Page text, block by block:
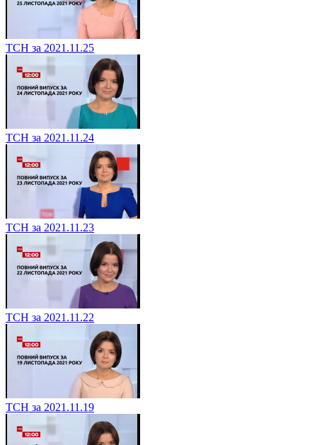
ТСН за 2021.11.25
ТСН за 2021.11.24
ТСН за 2021.11.23
ТСН за 2021.11.22
ТСН за 2021.11.19